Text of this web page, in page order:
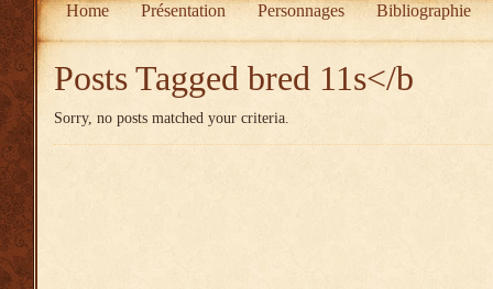
Home Présentation Personnages Bibliographie
Posts Tagged bred 11s</b
Sorry, no posts matched your criteria.